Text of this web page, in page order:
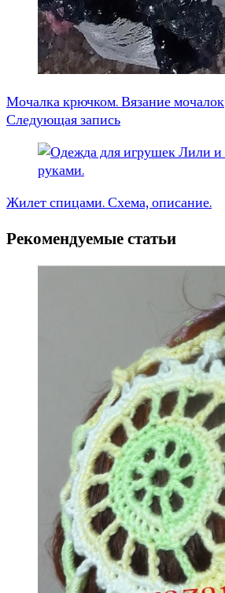
Мочалка крючком. Вязание мочалок
Следующая запись
Жилет спицами. Схема, описание.
Рекомендуемые статьи